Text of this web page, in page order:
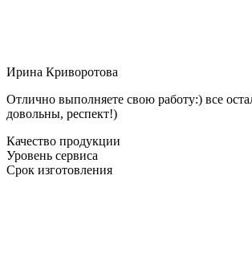
Ирина Криворотова
Отлично выполняете свою работу:) все
довольны, респект!)
Качество продукции
Уровень сервиса
Срок изготовления